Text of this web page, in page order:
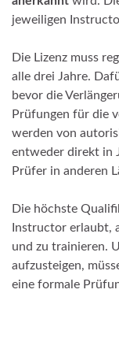
jeweiligen
Die Lizenz muss
alle drei Jahre.
bevor die
Prüfungen für die
werden von
entweder direkt in
Prüfer in anderen
Die höchste
Instructor erlaubt,
und zu trainieren.
aufzusteigen,
eine formale